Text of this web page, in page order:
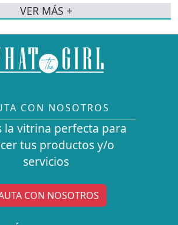
VER MÁS +
CON NOSOTROS
la vitrina perfecta para
tus productos y/o
servicios
CON NOSOTROS